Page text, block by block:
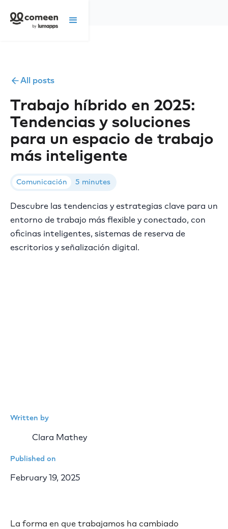
All posts
Trabajo híbrido en 2025:
Tendencias y soluciones
para un espacio de trabajo
más inteligente
Comunicación 5 minutes
Descubre las tendencias y estrategias clave para un
entorno de trabajo más flexible y conectado, con
oficinas inteligentes, sistemas de reserva de
escritorios y señalización digital.
Written by
Clara Mathey
Published on
February 19, 2025
La forma en que trabajamos ha cambiado